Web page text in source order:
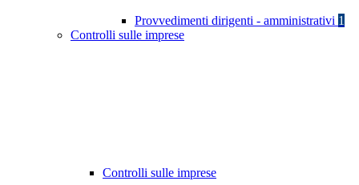
Provvedimenti dirigenti - amministrativi 1
Controlli sulle imprese
Controlli sulle imprese